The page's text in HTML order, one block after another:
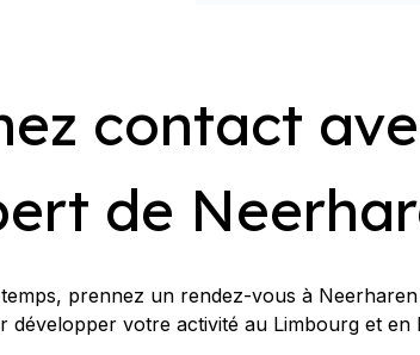
contact
de
prennez un rendez-vous à
développer votre activité au Limbourg et en